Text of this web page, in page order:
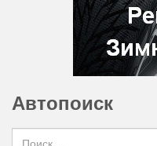
Автопоиск
Search for